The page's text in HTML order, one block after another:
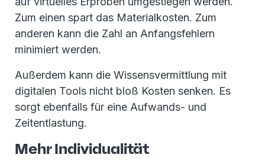
Zum einen spart das Materialkosten. Zum
anderen kann die Zahl an Anfangsfehlern
minimiert werden.
Außerdem kann die Wissensvermittlung mit
digitalen Tools nicht bloß Kosten senken. Es
sorgt ebenfalls für eine Aufwands- und
Zeitentlastung.
Mehr Individualität